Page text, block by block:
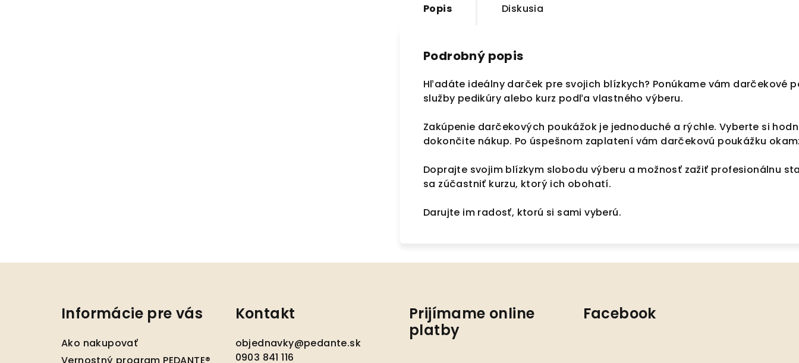
Popis Diskusia
Podrobný popis
Hľadáte ideálny darček pre svojich blízkych? Ponúkame vám darčekové
služby pedikúry alebo kurz podľa vlastného výberu.
Zakúpenie darčekových poukážok je jednoduché a rýchle. Vyberte si
dokončite nákup. Po úspešnom zaplatení vám darčekovú poukážku
Doprajte svojim blízkym slobodu výberu a možnosť zažiť profesionálnu
sa zúčastniť kurzu, ktorý ich obohatí.
Darujte im radosť, ktorú si sami vyberú.
Informácie pre vás
Ako nakupovať
Vernostný program PEDANTE®
Kontakt
objednavky@pedante.sk
0903 841 116
Prijímame online
platby
Facebook